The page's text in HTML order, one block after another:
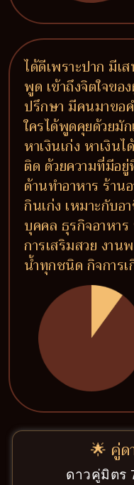
ได้ดีเพราะปาก มีเ
พูด เข้าถึงจิตใจข
ปรึกษา มีคนมาขอ
ใครได้พูดคุยด้วยมั
หาเงินเก่ง หาเงิน
ติด ด้วยความที่มีอ
ด้านทำอาหาร ร้าน
กินเก่ง เหมาะกับ
บุคคล ธุรกิจอาหา
การเสริมสวย งา
น้ำทุกชนิด กิจการเ
🌟 คู่ด
ดาวคู่มิตร